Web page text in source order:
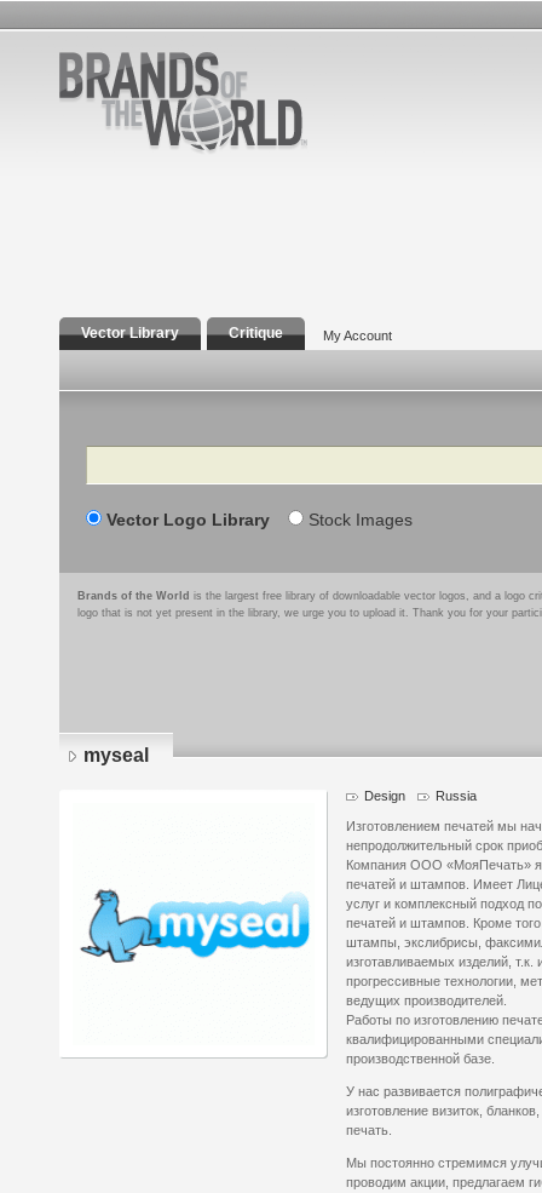
Vector Library Critique My Account
Search
Vector Logo Library Stock Images
Brands of the World is the largest free library of downloadable vector logos, and a logo
logo that is not yet present in the library, we urge you to upload it. Thank you for your
myseal
Design Russia
Изготовлением печатей мы
непродолжительный срок
Компания ООО «МояПечать»
печатей и штампов. Имеет
услуг и комплексный подход
печатей и штампов. Кроме
штампы, экслибрисы,
изготавливаемых изделий,
прогрессивные технологии,
ведущих производителей.
Работы по изготовлению
квалифицированными
производственной базе.
У нас развивается
изготовление визиток,
печать.
Мы постоянно стремимся
проводим акции, предлагаем